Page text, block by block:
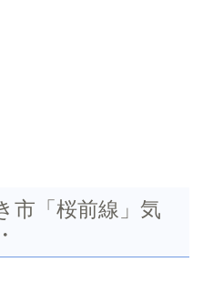
市「桜前線」気